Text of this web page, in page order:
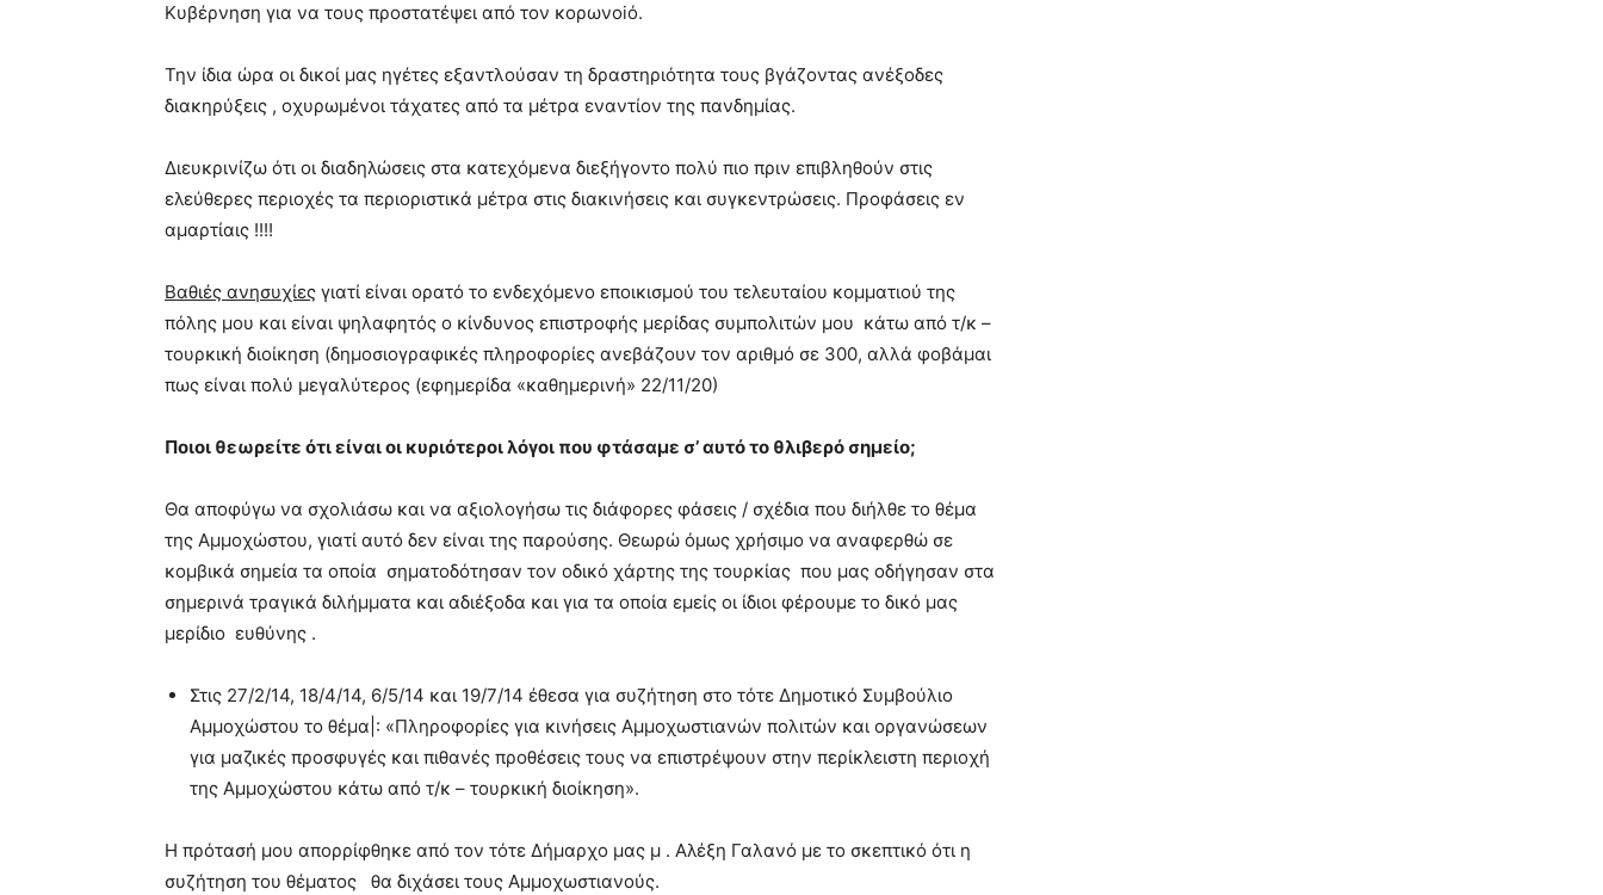
Κυβέρνηση για να τους προστατέψει από τον κορωνοiό.
Την ίδια ώρα οι δικοί μας ηγέτες εξαντλούσαν τη δραστηριότητα τους βγάζοντας ανέξοδες
διακηρύξεις , οχυρωμένοι τάχατες από τα μέτρα εναντίον της πανδημίας.
Διευκρινίζω ότι οι διαδηλώσεις στα κατεχόμενα διεξήγοντο πολύ πιο πριν επιβληθούν στις
ελεύθερες περιοχές τα περιοριστικά μέτρα στις διακινήσεις και συγκεντρώσεις. Προφάσεις εν
αμαρτίαις !!!!
Βαθιές ανησυχίες γιατί είναι ορατό το ενδεχόμενο εποικισμού του τελευταίου κομματιού της
πόλης μου και είναι ψηλαφητός ο κίνδυνος επιστροφής μερίδας συμπολιτών μου κάτω από τ/κ –
τουρκική διοίκηση (δημοσιογραφικές πληροφορίες ανεβάζουν τον αριθμό σε 300, αλλά φοβάμαι
πως είναι πολύ μεγαλύτερος (εφημερίδα «καθημερινή» 22/11/20)
Ποιοι θεωρείτε ότι είναι οι κυριότεροι λόγοι που φτάσαμε σ’ αυτό το θλιβερό σημείο;
Θα αποφύγω να σχολιάσω και να αξιολογήσω τις διάφορες φάσεις / σχέδια που διήλθε το θέμα
της Αμμοχώστου, γιατί αυτό δεν είναι της παρούσης. Θεωρώ όμως χρήσιμο να αναφερθώ σε
κομβικά σημεία τα οποία σηματοδότησαν τον οδικό χάρτης της τουρκίας που μας οδήγησαν στα
σημερινά τραγικά διλήμματα και αδιέξοδα και για τα οποία εμείς οι ίδιοι φέρουμε το δικό μας
μερίδιο ευθύνης .
Στις 27/2/14, 18/4/14, 6/5/14 και 19/7/14 έθεσα για συζήτηση στο τότε Δημοτικό Συμβούλιο
Αμμοχώστου το θέμα|: «Πληροφορίες για κινήσεις Αμμοχωστιανών πολιτών και οργανώσεων
για μαζικές προσφυγές και πιθανές προθέσεις τους να επιστρέψουν στην περίκλειστη περιοχή
της Αμμοχώστου κάτω από τ/κ – τουρκική διοίκηση».
Η πρότασή μου απορρίφθηκε από τον τότε Δήμαρχο μας μ . Αλέξη Γαλανό με το σκεπτικό ότι η
συζήτηση του θέματος θα διχάσει τους Αμμοχωστιανούς.